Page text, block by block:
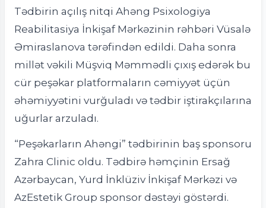
Tədbirin açılış nitqi Ahəng Psixologiya
Reabilitasiya İnkişaf Mərkəzinin rəhbəri Vüsalə
Əmiraslanova tərəfindən edildi. Daha sonra
millət vəkili Müşviq Məmmədli çıxış edərək bu
cür peşəkar platformaların cəmiyyət üçün
əhəmiyyətini vurğuladı və tədbir iştirakçılarına
uğurlar arzuladı.
“Peşəkarların Ahəngi” tədbirinin baş sponsoru
Zahra Clinic oldu. Tədbirə həmçinin Ersağ
Azərbaycan, Yurd İnklüziv İnkişaf Mərkəzi və
AzEstetik Group sponsor dəstəyi göstərdi.